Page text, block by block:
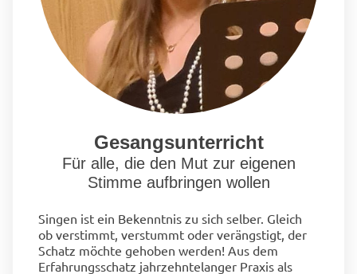
Gesangsunterricht
Für alle, die den Mut zur eigenen
Stimme aufbringen wollen
Singen ist ein Bekenntnis zu sich selber. Gleich
ob verstimmt, verstummt oder verängstigt, der
Schatz möchte gehoben werden! Aus dem
Erfahrungsschatz jahrzehntelanger Praxis als